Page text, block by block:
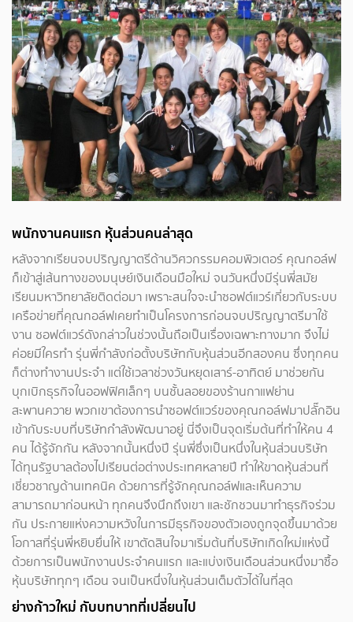
พนักงานคนแรก หุ้นส่วนคนล่าสุด
หลังจากเรียนจบปริญญาตรีด้านวิศวกรรมคอมพิวเตอร์ คุณกอล์ฟ
ก็เข้าสู่เส้นทางของมนุษย์เงินเดือนมือใหม่ จนวันหนึ่งมีรุ่นพี่สมัย
เรียนมหาวิทยาลัยติดต่อมา เพราะสนใจจะนำซอฟต์แวร์เกี่ยวกับระบบ
เครือข่ายที่คุณกอล์ฟเคยทำเป็นโครงการก่อนจบปริญญาตรีมาใช้
งาน ซอฟต์แวร์ดังกล่าวในช่วงนั้นถือเป็นเรื่องเฉพาะทางมาก จึงไม่
ค่อยมีใครทำ รุ่นพี่กำลังก่อตั้งบริษัทกับหุ้นส่วนอีกสองคน ซึ่งทุกคน
ก็ต่างทำงานประจำ แต่ใช้เวลาช่วงวันหยุดเสาร์-อาทิตย์ มาช่วยกัน
บุกเบิกธุรกิจในออฟฟิศเล็กๆ บนชั้นลอยของร้านกาแฟย่าน
สะพานควาย พวกเขาต้องการนำซอฟต์แวร์ของคุณกอล์ฟมาปลั๊กอิน
เข้ากับระบบที่บริษัทกำลังพัฒนาอยู่ นี่จึงเป็นจุดเริ่มต้นที่ทำให้คน 4
คน ได้รู้จักกัน หลังจากนั้นหนึ่งปี รุ่นพี่ซึ่งเป็นหนึ่งในหุ้นส่วนบริษัท
ได้ทุนรัฐบาลต้องไปเรียนต่อต่างประเทศหลายปี ทำให้ขาดหุ้นส่วนที่
เชี่ยวชาญด้านเทคนิค ด้วยการที่รู้จักคุณกอล์ฟและเห็นความ
สามารถมาก่อนหน้า ทุกคนจึงนึกถึงเขา และชักชวนมาทำธุรกิจร่วม
กัน ประกายแห่งความหวังในการมีธุรกิจของตัวเองถูกจุดขึ้นมาด้วย
โอกาสที่รุ่นพี่หยิบยื่นให้ เขาตัดสินใจมาเริ่มต้นที่บริษัทเกิดใหม่แห่งนี้
ด้วยการเป็นพนักงานประจำคนแรก และแบ่งเงินเดือนส่วนหนึ่งมาซื้อ
หุ้นบริษัททุกๆ เดือน จนเป็นหนึ่งในหุ้นส่วนเต็มตัวได้ในที่สุด
ย่างก้าวใหม่ กับบทบาทที่เปลี่ยนไป